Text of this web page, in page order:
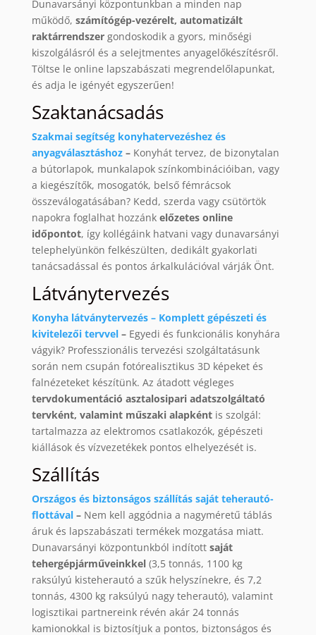
Dunavarsányi központunkban a minden nap
működő, számítógép-vezérelt, automatizált
raktárrendszer gondoskodik a gyors, minőségi
kiszolgálásról és a selejtmentes anyagelőkészítésről.
Töltse le online lapszabászati megrendelőlapunkat,
és adja le igényét egyszerűen!
Szaktanácsadás
Szakmai segítség konyhatervezéshez és
anyagválasztáshoz– Konyhát tervez, de bizonytalan
a bútorlapok, munkalapok színkombinációiban, vagy
a kiegészítők, mosogatók, belső fémrácsok
összeválogatásában? Kedd, szerda vagy csütörtök
napokra foglalhat hozzánk előzetes online
időpontot, így kollégáink hatvani vagy dunavarsányi
telephelyünkön felkészülten, dedikált gyakorlati
tanácsadással és pontos árkalkulációval várják Önt.
Látványtervezés
Konyha látványtervezés – Komplett gépészeti és
kivitelezői tervvel– Egyedi és funkcionális konyhára
vágyik? Professzionális tervezési szolgáltatásunk
során nem csupán fotórealisztikus 3D képeket és
falnézeteket készítünk. Az átadott végleges
tervdokumentáció asztalosipari adatszolgáltató
tervként, valamint műszaki alapként is szolgál:
tartalmazza az elektromos csatlakozók, gépészeti
kiállások és vízvezetékek pontos elhelyezését is.
Szállítás
Országos és biztonságos szállítás saját teherautó-
flottával– Nem kell aggódnia a nagyméretű táblás
áruk és lapszabászati termékek mozgatása miatt.
Dunavarsányi központunkból indított saját
tehergépjárműveinkkel (3,5 tonnás, 1100 kg
raksúlyú kisteherautó a szűk helyszínekre, és 7,2
tonnás, 4300 kg raksúlyú nagy teherautó), valamint
logisztikai partnereink révén akár 24 tonnás
kamionokkal is biztosítjuk a pontos, biztonságos és